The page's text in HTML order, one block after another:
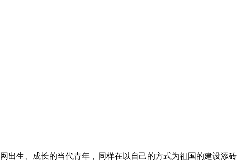
出生、成长的当代青年，同样在以自己的方式为祖国的建设添砖